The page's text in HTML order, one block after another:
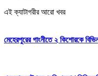
এই ক্যাটাগরীর আরো খবর
মেহেরপুরের গাংনীতে ২ কিশোরকে